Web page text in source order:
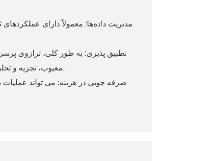
معیوب، تجزیه و تحلیل آماری و غیره است که می تواند نیازهای مختلف تولید را برآورده کند.